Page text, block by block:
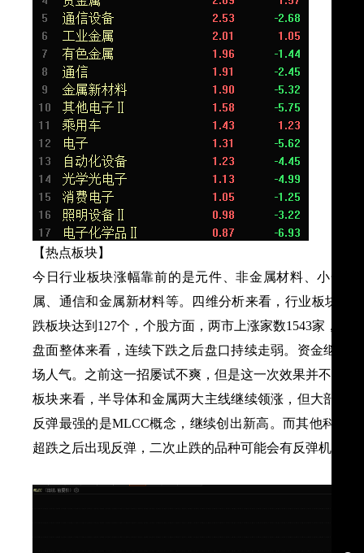
【热点板块】
今日行业板块涨幅靠前的是元件、非金属材料、小金
属、通信和金属新材料等。四维分析来看，行业板块有
跌板块达到127个，个股方面，两市上涨家数1543家，涨
盘面整体来看，连续下跌之后盘口持续走弱。资金继续
场人气。之前这一招屡试不爽，但是这一次效果并不理
板块来看，半导体和金属两大主线继续领涨，但大部分
反弹最强的是MLCC概念，继续创出新高。而其他科技
超跌之后出现反弹，二次止跌的品种可能会有反弹机会。